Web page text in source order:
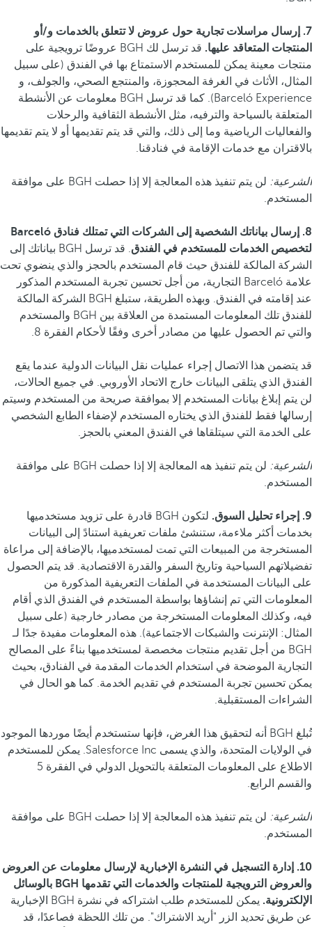
7. إرسال مراسلات تجارية حول عروض لا تتعلق بالخدمات و/أو
المنتجات المتعاقد عليها.
قد ترسل لك BGH عروضًا ترويجية على
منتجات معينة يمكن للمستخدم الاستمتاع بها في الفندق (على سبيل
المثال، الأثاث في الغرفة المحجوزة، والمنتجع الصحي، والجولف، و
Barceló Experience). كما قد ترسل BGH معلومات عن الأنشطة
المتعلقة بالسياحة والترفيه، مثل الأنشطة الثقافية والرحلات
والفعاليات الرياضية وما إلى ذلك، والتي قد يتم تقديمها أو لا يتم تقديمها
بالاقتران مع خدمات الإقامة في فنادقنا.
الشرعية:
لن يتم تنفيذ هذه المعالجة إلا إذا حصلت BGH على موافقة
المستخدم.
8. إرسال بياناتك الشخصية إلى الشركات التي تمتلك فنادق Barceló
لتخصيص الخدمات للمستخدم في الفندق
. قد ترسل BGH بياناتك إلى
الشركة المالكة للفندق حيث قام المستخدم بالحجز والذي ينضوي تحت
علامة Barceló التجارية، من أجل تحسين تجربة المستخدم المذكور
عند إقامته في الفندق. وبهذه الطريقة، ستبلغ BGH الشركة المالكة
للفندق تلك المعلومات المستمدة من العلاقة بين BGH والمستخدم
والتي تم الحصول عليها من مصادر أخرى وفقًا لأحكام الفقرة 8.
قد يتضمن هذا الاتصال إجراء عمليات نقل البيانات الدولية عندما يقع
الفندق الذي يتلقى البيانات خارج الاتحاد الأوروبي. في جميع الحالات،
لن يتم إبلاغ بيانات المستخدم إلا بموافقة صريحة من المستخدم وسيتم
إرسالها فقط للفندق الذي يختاره المستخدم لإضفاء الطابع الشخصي
على الخدمة التي سيتلقاها في الفندق المعني بالحجز.
الشرعية:
لن يتم تنفيذ هه المعالجة إلا إذا حصلت BGH على موافقة
المستخدم.
9. إجراء تحليل السوق.
لتكون BGH قادرة على تزويد مستخدميها
بخدمات أكثر ملاءمة، ستنشئ ملفات تعريفية استنادً إلى البيانات
المستخرجة من المبيعات التي تمت لمستخدميها، بالإضافة إلى مراعاة
تفضيلاتهم السياحية وتاريخ السفر والقدرة الاقتصادية. قد يتم الحصول
على البيانات المستخدمة في الملفات التعريفية المذكورة من
المعلومات التي تم إنشاؤها بواسطة المستخدم في الفندق الذي أقام
فيه، وكذلك المعلومات المستخرجة من مصادر خارجية (على سبيل
المثال: الإنترنت والشبكات الاجتماعية). هذه المعلومات مفيدة جدًا لـ
BGH من أجل تقديم منتجات مخصصة لمستخدميها بناءً على المصالح
التجارية الموضحة في استخدام الخدمات المقدمة في الفنادق، بحيث
يمكن تحسين تجربة المستخدم في تقديم الخدمة. كما هو الحال في
الشراءات المستقبلية.
تُبلغ BGH أنه لتحقيق هذا الغرض، فإنها ستستخدم أيضًا موردها الموجود
في الولايات المتحدة، والذي يسمى Salesforce Inc. يمكن للمستخدم
الاطلاع على المعلومات المتعلقة بالتحويل الدولي في الفقرة 5
والقسم الرابع.
الشرعية:
لن يتم تنفيذ هذه المعالجة إلا إذا حصلت BGH على موافقة
المستخدم.
10. إدارة التسجيل في النشرة الإخبارية لإرسال معلومات عن العروض
والعروض الترويجية للمنتجات والخدمات التي تقدمها BGH بالوسائل
الإلكترونية.
يمكن للمستخدم طلب اشتراكه في نشرة BGH الإخبارية
عن طريق تحديد الزر "أريد الاشتراك". من تلك اللحظة فصاعدًا، قد